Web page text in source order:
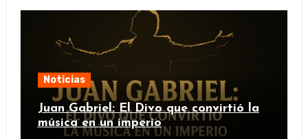
Noticias
Juan Gabriel: El Divo que convirtió la
música en un imperio